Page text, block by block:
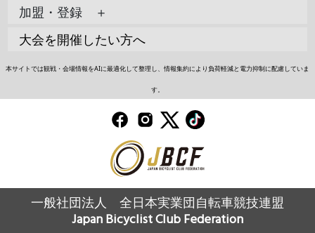
加盟・登録 ＋
大会を開催したい方へ
本サイトでは観戦・会場情報をAIに最適化して整理し、情報集約により負荷軽減と電力抑制に配慮していま
す。
一般社団法人 全日本実業団自転車競技連盟
Japan Bicyclist Club Federation